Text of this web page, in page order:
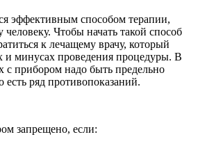
эффективным способом терапии,
Чтобы начать такой способ
к лечащему врачу, который
и минусах проведения процедуры. В
с прибором надо быть предельно
ряд противопоказаний.
запрещено, если: